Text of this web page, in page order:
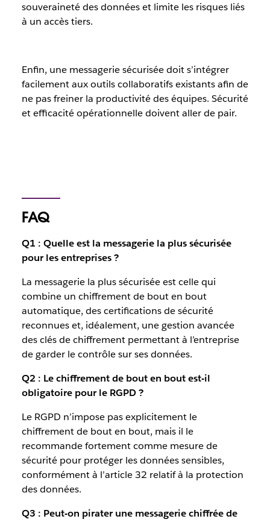
souveraineté des données et limite les risques liés
à un accès tiers.
Enfin, une messagerie sécurisée doit s’intégrer
facilement aux outils collaboratifs existants afin de
ne pas freiner la productivité des équipes. Sécurité
et efficacité opérationnelle doivent aller de pair.
FAQ
Q1 : Quelle est la messagerie la plus sécurisée
pour les entreprises ?
La messagerie la plus sécurisée est celle qui
combine un chiffrement de bout en bout
automatique, des certifications de sécurité
reconnues et, idéalement, une gestion avancée
des clés de chiffrement permettant à l’entreprise
de garder le contrôle sur ses données.
Q2 : Le chiffrement de bout en bout est-il
obligatoire pour le RGPD ?
Le RGPD n’impose pas explicitement le
chiffrement de bout en bout, mais il le
recommande fortement comme mesure de
sécurité pour protéger les données sensibles,
conformément à l’article 32 relatif à la protection
des données.
Q3 : Peut-on pirater une messagerie chiffrée de